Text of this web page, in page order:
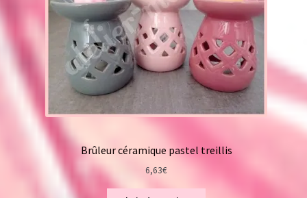
Brûleur céramique pastel treillis
6,63€